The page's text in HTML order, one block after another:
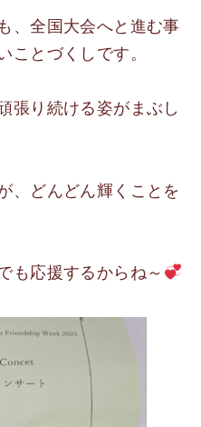
、全国大会へと進む事
ことづくしです。
張り続ける姿がまぶし
、どんどん輝くことを
も応援するからね～